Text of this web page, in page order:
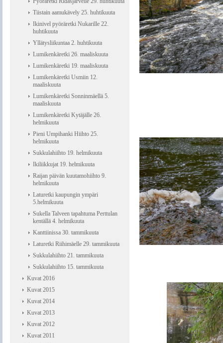
Tiistain aamukävely 25. huhtikuuta
Ikinivel pyöräretki Nukarille 22.
huhtikuuta
Yllätysliikuntaa 2. huhtikuuta
Lumikenkäretki 26. maaliskuuta
Lumikenkäretki 19. maaliskuuta
Lumikenkäretki Usmiin 12.
maaliskuuta
Lumikenkäretki Sonninmäellä 5.
maaliskuuta
Lumikenkäretki Kytäjälle 26.
helmikuuta
Pieni Umpihanki Hiihto 25.
helmikuuta
Sukkulahiihto 19. helmikuuta
Ikiliikkujat 19. helmikuuta
Raijan päivän kuutamohiihto 9.
helmikuuta
Laturetki kaupungin ympäri
5.helmikuuta
Sukella Talveen tapahtuma Perttulan
kentällä 4. helmikuuta
Kanttiinissa 30. tammikuuta
Laturetki Riihimäelle 29. tammikuuta
Sukkulahiihto 21. tammikuuta
Sukkulahiihto 15. tammikuuta
Kuvat 2016
Kuvat 2015
Kuvat 2014
Kuvat 2013
Kuvat 2012
Kuvat 2011